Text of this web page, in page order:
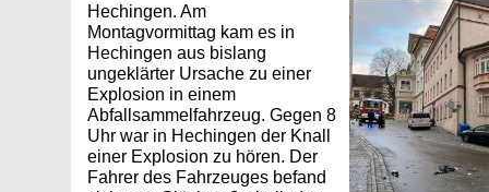
Hechingen. Am
Montagvormittag kam es in
Hechingen aus bislang
ungeklärter Ursache zu einer
Explosion in einem
Abfallsammelfahrzeug. Gegen 8
Uhr war in Hechingen der Knall
einer Explosion zu hören. Der
Fahrer des Fahrzeuges befand